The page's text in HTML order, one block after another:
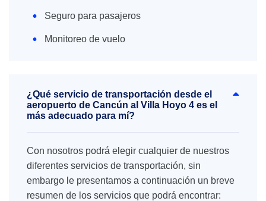
Seguro para pasajeros
Monitoreo de vuelo
¿Qué servicio de transportación desde el
aeropuerto de Cancún al Villa Hoyo 4 es el
más adecuado para mí?
Con nosotros podrá elegir cualquier de nuestros
diferentes servicios de transportación, sin
embargo le presentamos a continuación un breve
resumen de los servicios que podrá encontrar: